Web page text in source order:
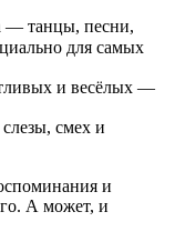
— танцы, песни,
для самых
и весёлых —
смех и
и
А может, и